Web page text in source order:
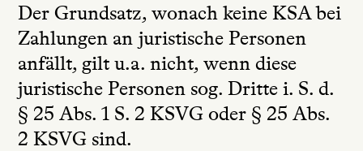
Der Grundsatz, wonach keine KSA bei
Zahlungen an juristische Personen
anfällt, gilt u.a. nicht, wenn diese
juristische Personen sog. Dritte i. S. d.
§ 25 Abs. 1 S. 2 KSVG oder § 25 Abs.
2 KSVG sind.